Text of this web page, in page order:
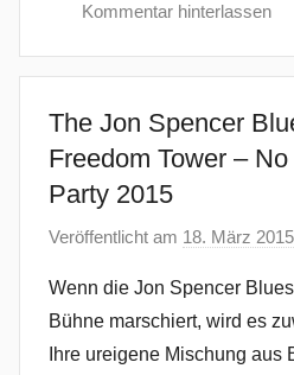
Kommentar hinterlassen
The Jon Spencer
Freedom Tower –
Party 2015
Veröffentlicht am 18. März 2015
Wenn die Jon Spencer
Bühne marschiert, wird es
Ihre ureigene Mischung aus